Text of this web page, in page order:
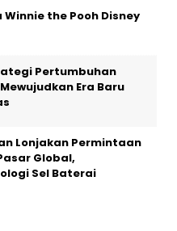
Lonjakan Permintaan
Sel Baterai